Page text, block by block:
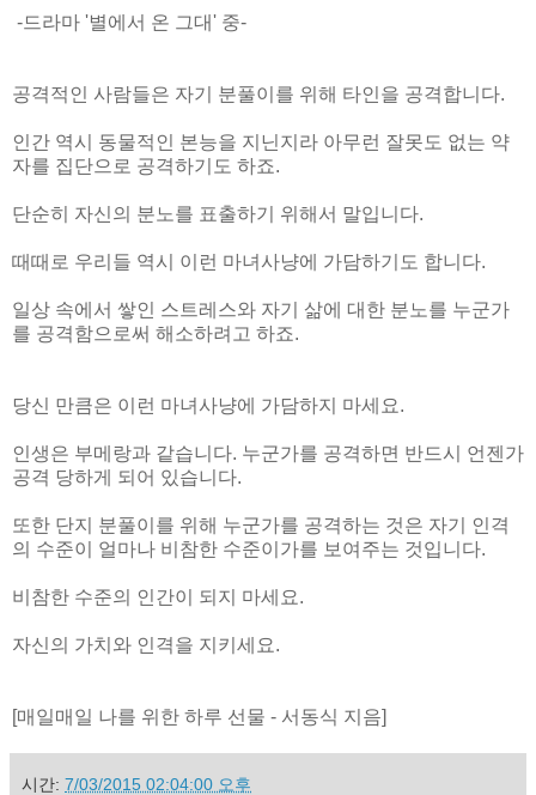
-드라마 '별에서 온 그대' 중-
공격적인 사람들은 자기 분풀이를 위해 타인을 공격합니다.
인간 역시 동물적인 본능을 지닌지라 아무런 잘못도 없는 약
자를 집단으로 공격하기도 하죠.
단순히 자신의 분노를 표출하기 위해서 말입니다.
때때로 우리들 역시 이런 마녀사냥에 가담하기도 합니다.
일상 속에서 쌓인 스트레스와 자기 삶에 대한 분노를 누군가
를 공격함으로써 해소하려고 하죠.
당신 만큼은 이런 마녀사냥에 가담하지 마세요.
인생은 부메랑과 같습니다. 누군가를 공격하면 반드시 언젠가
공격 당하게 되어 있습니다.
또한 단지 분풀이를 위해 누군가를 공격하는 것은 자기 인격
의 수준이 얼마나 비참한 수준이가를 보여주는 것입니다.
비참한 수준의 인간이 되지 마세요.
자신의 가치와 인격을 지키세요.
[매일매일 나를 위한 하루 선물 - 서동식 지음]
시간: 7/03/2015 02:04:00 오후